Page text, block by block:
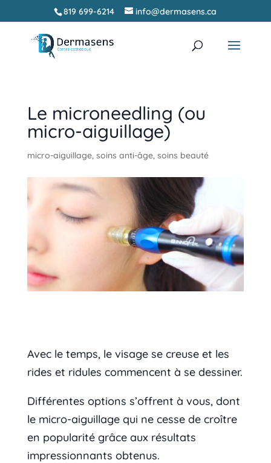
819 699-6214 info@dermasens.ca
Le microneedling (ou
micro-aiguillage)
micro-aiguillage, soins anti-âge, soins beauté
Avec le temps, le visage se creuse et les
rides et ridules commencent à se dessiner.
Différentes options s’offrent à vous, dont
le micro-aiguillage qui ne cesse de croître
en popularité grâce aux résultats
impressionnants obtenus.